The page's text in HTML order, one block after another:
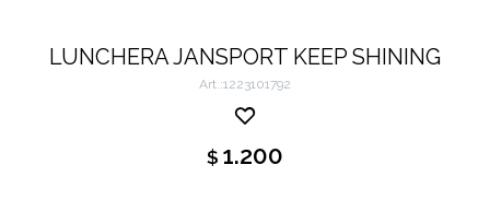
LUNCHERA JANSPORT KEEP SHINING
1223101792
$ 1.200